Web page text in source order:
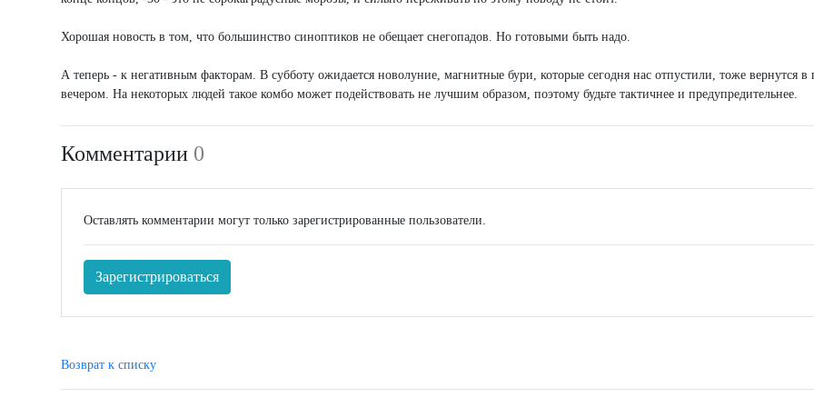
Хорошая новость в том, что большинство синоптиков не обещает снегопадов. Но готовыми быть надо.
А теперь - к негативным факторам. В субботу ожидается новолуние, магнитные бури, которые сегодня нас отпустили, тоже вернутся в
вечером. На некоторых людей такое комбо может подействовать не лучшим образом, поэтому будьте тактичнее и предупредительнее.
Комментарии 0
Оставлять комментарии могут только зарегистрированные пользователи.
Зарегистрироваться
Возврат к списку